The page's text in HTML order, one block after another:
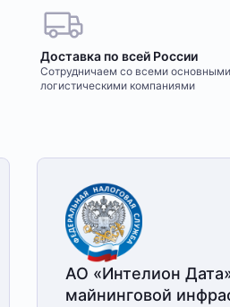
Доставка по всей России
Сотрудничаем со всеми основными
логистическими компаниями
АО «Интелион
майнинговой